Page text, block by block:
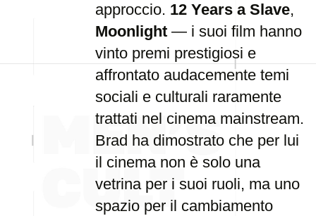
approccio. 12 Years a Slave,
Moonlight — i suoi film hanno
vinto premi prestigiosi e
affrontato audacemente temi
sociali e culturali raramente
trattati nel cinema mainstream.
Brad ha dimostrato che per lui
il cinema non è solo una
vetrina per i suoi ruoli, ma uno
spazio per il cambiamento